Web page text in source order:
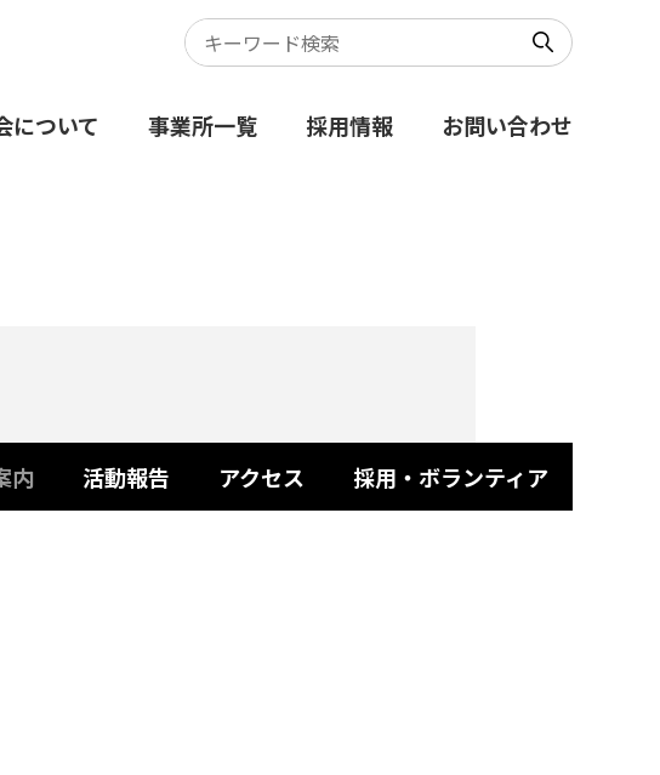
について 事業所一覧 採用情報 お問い合わせ
内 活動報告 アクセス 採用・ボランティア